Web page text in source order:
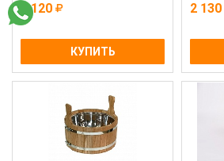
2 120
КУПИТЬ
2 130